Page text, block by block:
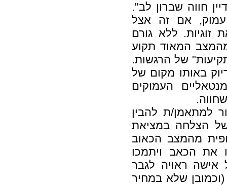
חווה שברון לב".
עמוק, אם זה אצל
זוגיות. ללא גורם
המאוד תקוע
של הרגשות.
באותו מקום של
העמוקים
למתאמן/ת להבין
הצלחה במציאת
מהמצב הכאוב
את הכאב ויתמכו
אישה ראויה לגבר
שלא במחיר